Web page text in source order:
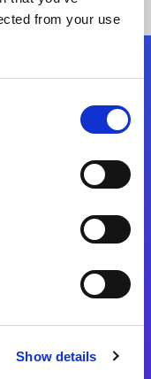
from your use
Show details